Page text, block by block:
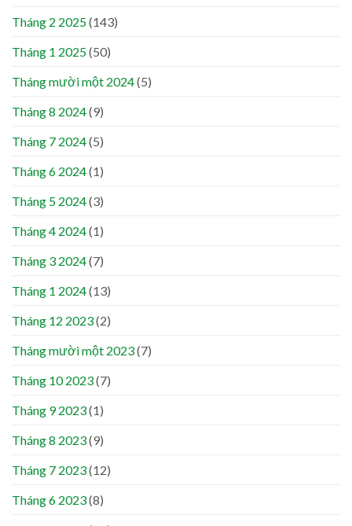
Tháng 2 2025(143)
Tháng 1 2025(50)
Tháng mười một 2024(5)
Tháng 8 2024(9)
Tháng 7 2024(5)
Tháng 6 2024(1)
Tháng 5 2024(3)
Tháng 4 2024(1)
Tháng 3 2024(7)
Tháng 1 2024(13)
Tháng 12 2023(2)
Tháng mười một 2023(7)
Tháng 10 2023(7)
Tháng 9 2023(1)
Tháng 8 2023(9)
Tháng 7 2023(12)
Tháng 6 2023(8)